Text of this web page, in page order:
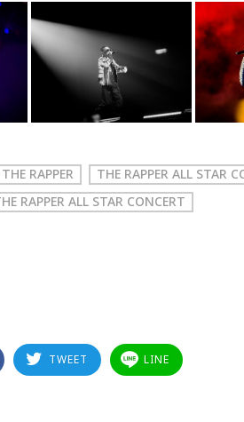
THE RAPPER
THE RAPPER ALL STAR
RAPPER ALL STAR CONCERT
TWEET LINE